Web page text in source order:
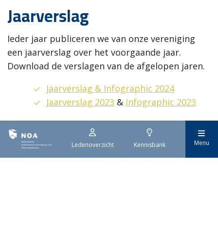
Ledenoverzicht Kennisbank Menu
Jaarverslag
Ieder jaar publiceren we van onze vereniging
een jaarverslag over het voorgaande jaar.
Download de verslagen van de afgelopen jaren.
Jaarverslag & Infographic 2024
Jaarverslag 2023 & Infographic 2023